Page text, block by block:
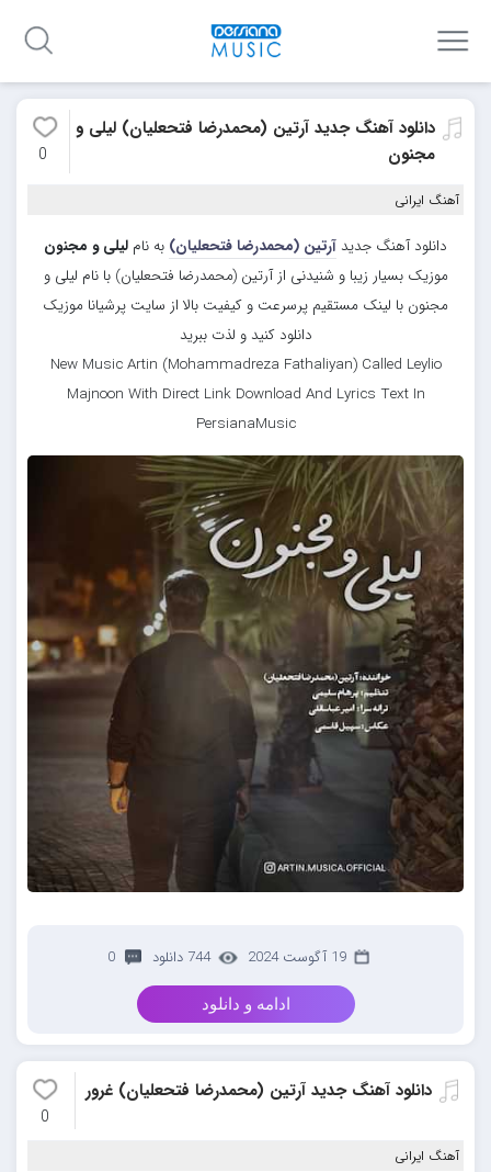
دانلود آهنگ جدید آرتین (محمدرضا فتحعلیان) لیلی و
مجنون
0
آهنگ ایرانی
دانلود آهنگ جدید آرتین (محمدرضا فتحعلیان) به نام لیلی و مجنون
موزیک بسیار زیبا و شنیدنی از آرتین (محمدرضا فتحعلیان) با نام لیلی و
مجنون با لینک مستقیم پرسرعت و کیفیت بالا از سایت پرشیانا موزیک
دانلود کنید و لذت ببرید
New Music Artin (Mohammadreza Fathaliyan) Called Leylio
Majnoon With Direct Link Download And Lyrics Text In
PersianaMusic
19 آگوست 2024 744 دانلود 0
ادامه و دانلود
دانلود آهنگ جدید آرتین (محمدرضا فتحعلیان) غرور
0
آهنگ ایرانی